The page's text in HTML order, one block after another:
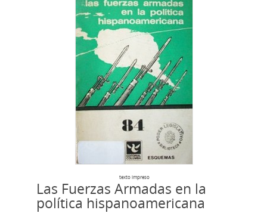
texto impreso
Las Fuerzas Armadas en la
política hispanoamericana